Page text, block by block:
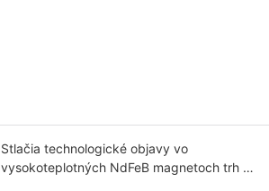
Stlačia technologické objavy vo
vysokoteplotných NdFeB magnetoch trh s